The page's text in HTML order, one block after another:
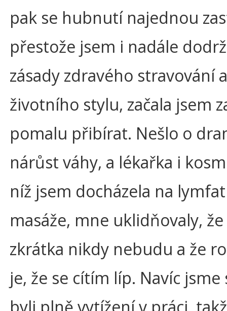
pak se hubnutí najednou
přestože jsem i nadále
zásady zdravého stravování a
životního stylu, začala jsem
pomalu přibírat. Nešlo o
nárůst váhy, a lékařka i
níž jsem docházela na
masáže, mne uklidňovaly,
zkrátka nikdy nebudu a že
je, že se cítím líp. Navíc